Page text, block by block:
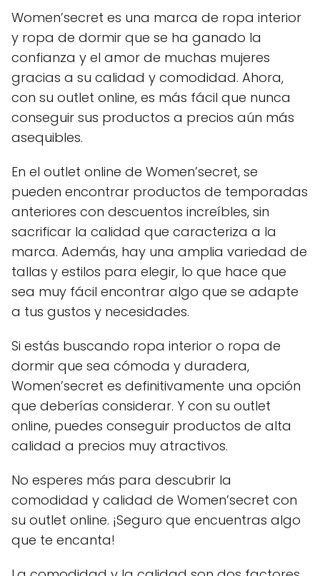
Women’secret es una marca de ropa interior
y ropa de dormir que se ha ganado la
confianza y el amor de muchas mujeres
gracias a su calidad y comodidad. Ahora,
con su outlet online, es más fácil que nunca
conseguir sus productos a precios aún más
asequibles.
En el outlet online de Women’secret, se
pueden encontrar productos de temporadas
anteriores con descuentos increíbles, sin
sacrificar la calidad que caracteriza a la
marca. Además, hay una amplia variedad de
tallas y estilos para elegir, lo que hace que
sea muy fácil encontrar algo que se adapte
a tus gustos y necesidades.
Si estás buscando ropa interior o ropa de
dormir que sea cómoda y duradera,
Women’secret es definitivamente una opción
que deberías considerar. Y con su outlet
online, puedes conseguir productos de alta
calidad a precios muy atractivos.
No esperes más para descubrir la
comodidad y calidad de Women’secret con
su outlet online. ¡Seguro que encuentras algo
que te encanta!